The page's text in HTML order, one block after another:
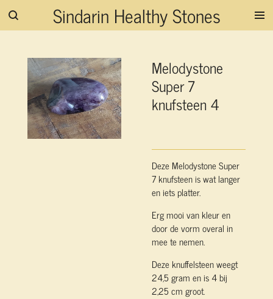
Ga
hoofdinhoud
Sindarin Healthy Stones
Melodystone
Super 7
knufsteen 4
Deze Melodystone Super
7 knufsteen is wat langer
en iets platter.
Erg mooi van kleur en
door de vorm overal in
mee te nemen.
Deze knuffelsteen weegt
24,5 gram en is 4 bij
2,25 cm groot.